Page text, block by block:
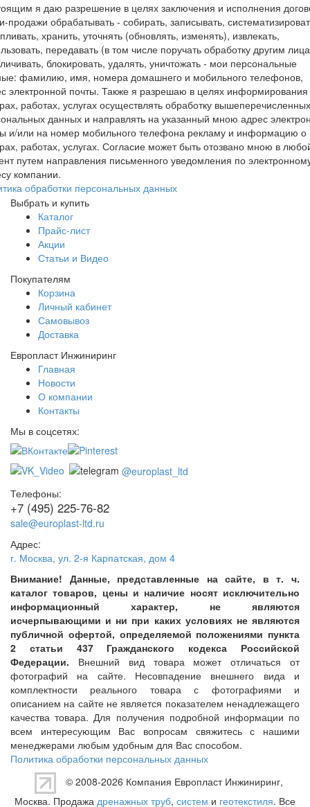
я даю разрешение в целях заключения и исполнения
продажи обрабатывать - собирать, записывать,
хранить, уточнять (обновлять, изменять), извлекать,
передавать (в том числе поручать обработку другим
блокировать, удалять, уничтожать - мои персональные
фамилию, имя, номера домашнего и мобильного телефонов,
электронной почты. Также я разрешаю в целях
работах, услугах осуществлять обработку вышеперечисленных
данных и направлять на указанный мною адрес
и/или на номер мобильного телефона рекламу и информацию о
работах, услугах. Согласие может быть отозвано мною в
путем направления письменного уведомления по
компании.
обработки персональных данных
Выбрать и купить
Каталог
Прайс-лист
Акции
Статьи и Видео
Покупателям
Корзина
Личный кабинет
Самовывоз
Доставка
Европласт Инжиниринг
Главная
Новости
О компании
Контакты
Мы в соцсетях:
@europlast_ltd
Телефоны:
+7 (495) 225-76-82
sale@europlast-ltd.ru
Адрес:
г. Москва, ул. 2-я Карпатская, дом 4
Внимание! Данные, представленные на сайте, в т. ч.
каталог товаров, цены и наличие носят исключительно
информационный характер, не являются
исчерпывающими и ни при каких условиях не являются
публичной офертой, определяемой положениями пункта
2 статьи 437 Гражданского кодекса Российской
Федерации. Внешний вид товара может отличаться от
фотографий на сайте. Несовпадение внешнего вида и
комплектности реального товара с фотографиями и
описанием на сайте не является показателем ненадлежащего
качества товара. Для получения подробной информации по
всем интересующим Вас вопросам свяжитесь с нашими
менеджерами любым удобным для Вас способом.
Политика обработки персональных данных
© 2008-2026 Компания Европласт Инжиниринг,
Москва. Продажа дренажных труб, систем и геотекстиля. Все